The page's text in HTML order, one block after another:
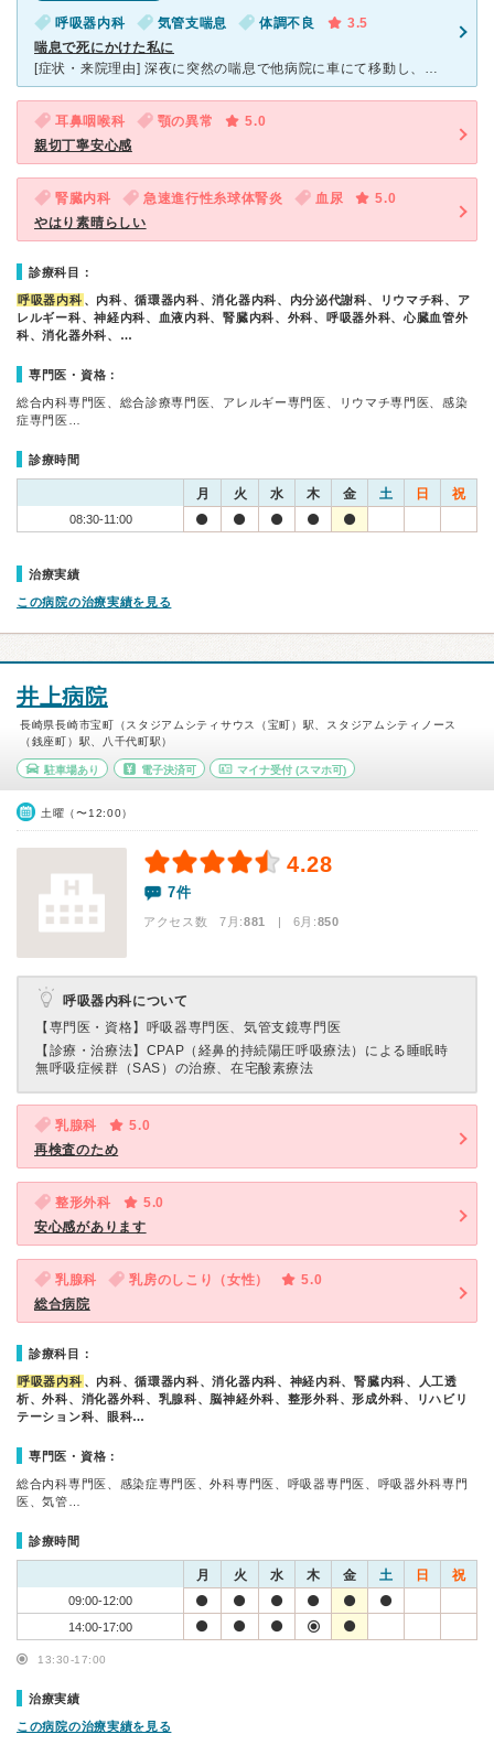
呼吸器内科 気管支喘息 体調不良
3.5
喘息で死にかけた私に
[症状・来院理由] 深夜に突然の喘息で他病院に車にて移動し、吸入の治療を受けたが、改善せず、点滴を受けた。 しかしそれでも回復せず、今までに感じた事のない呼吸困難に陥った。お医者様がお手上げ状態に
耳鼻咽喉科 顎の異常
5.0
親切丁寧安心感
腎臓内科 急速進行性糸球体腎炎 血尿
5.0
やはり素晴らしい
診療科目：
呼吸器内科 、内科、循環器内科、消化器内科、内分泌代謝科、リウマチ科、ア
レルギー科、神経内科、血液内科、腎臓内科、外科、呼吸器外科、心臓血管外
科、消化器外科、…
専門医・資格：
総合内科専門医、総合診療専門医、アレルギー専門医、リウマチ専門医、感染
症専門医…
診療時間
月 火 水 木 金 土 日 祝
08:30-11:00
治療実績
この病院の治療実績を見る
井上病院
長崎県長崎市宝町（スタジアムシティサウス（宝町）駅、スタジアムシティノース
（銭座町）駅、八千代町駅）
駐車場あり 電子決済可 マイナ受付 (スマホ可)
土曜（〜12:00）
4.28
7件
アクセス数 7月:881 | 6月:850
呼吸器内科について
【専門医・資格】 呼吸器専門医、気管支鏡専門医
【診療・治療法】 CPAP（経鼻的持続陽圧呼吸療法）による睡眠時
無呼吸症候群（SAS）の治療、在宅酸素療法
乳腺科
5.0
再検査のため
整形外科
5.0
安心感があります
乳腺科 乳房のしこり（女性）
5.0
総合病院
診療科目：
呼吸器内科 、内科、循環器内科、消化器内科、神経内科、腎臓内科、人工透
析、外科、消化器外科、乳腺科、脳神経外科、整形外科、形成外科、リハビリ
テーション科、眼科…
専門医・資格：
総合内科専門医、感染症専門医、外科専門医、呼吸器専門医、呼吸器外科専門
医、気管…
診療時間
月 火 水 木 金 土 日 祝
09:00-12:00
14:00-17:00
13:30-17:00
治療実績
この病院の治療実績を見る